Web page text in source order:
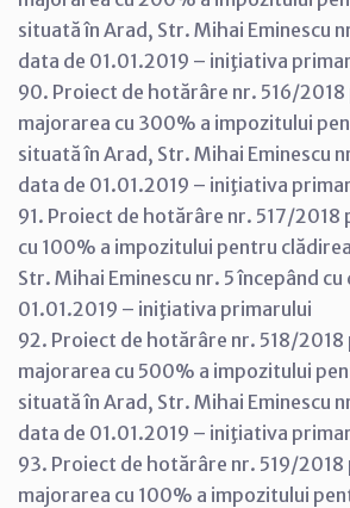
situată în Arad, Str. Mihai Eminescu
data de 01.01.2019 – iniţiativa
90. Proiect de hotărâre nr. 516/
majorarea cu 300% a impozitului
situată în Arad, Str. Mihai Eminescu
data de 01.01.2019 – iniţiativa
91. Proiect de hotărâre nr. 517/2018
cu 100% a impozitului pentru
Str. Mihai Eminescu nr. 5 începând cu
01.01.2019 – iniţiativa primarului
92. Proiect de hotărâre nr. 518/2018
majorarea cu 500% a impozitului
situată în Arad, Str. Mihai Eminescu
data de 01.01.2019 – iniţiativa
93. Proiect de hotărâre nr. 519/2018
majorarea cu 100% a impozitului